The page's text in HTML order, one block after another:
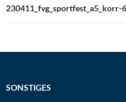
230411_fvg_sportfest_a5_korr-
SONSTIGES